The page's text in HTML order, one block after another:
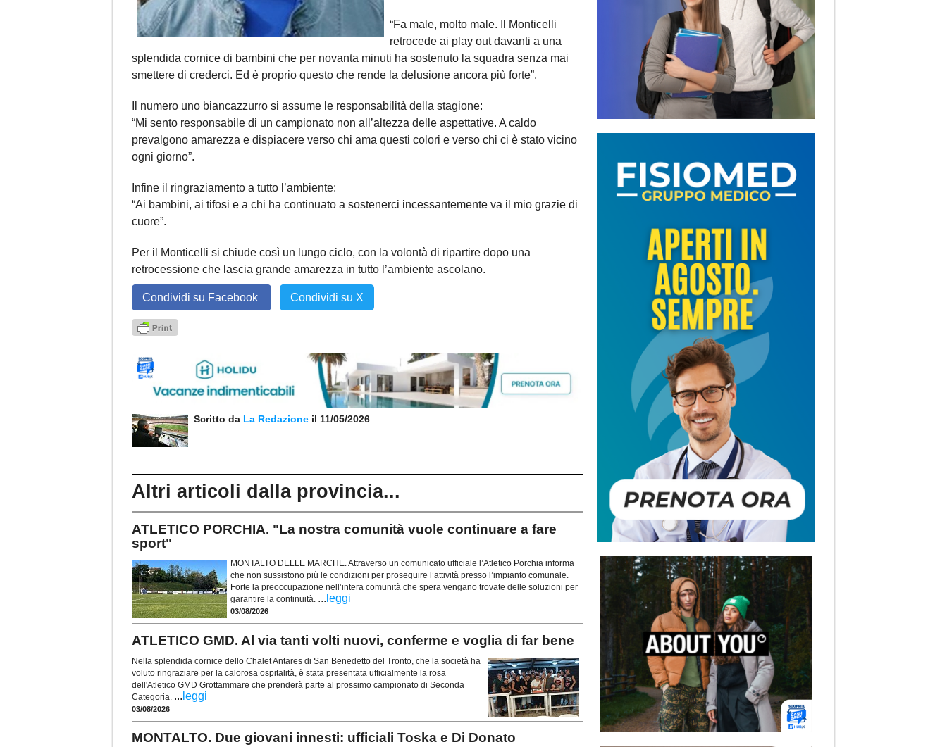
“Fa male, molto male. Il Monticelli
retrocede ai play out davanti a una
splendida cornice di bambini che per novanta minuti ha sostenuto la squadra senza mai
smettere di crederci. Ed è proprio questo che rende la delusione ancora più forte”.
Il numero uno biancazzurro si assume le responsabilità della stagione:
“Mi sento responsabile di un campionato non all’altezza delle aspettative. A caldo
prevalgono amarezza e dispiacere verso chi ama questi colori e verso chi ci è stato vicino
ogni giorno”.
Infine il ringraziamento a tutto l’ambiente:
“Ai bambini, ai tifosi e a chi ha continuato a sostenerci incessantemente va il mio grazie di
cuore”.
Per il Monticelli si chiude così un lungo ciclo, con la volontà di ripartire dopo una
retrocessione che lascia grande amarezza in tutto l’ambiente ascolano.
Condividi su Facebook Condividi su X
Scritto da La Redazione il 11/05/2026
Altri articoli dalla provincia...
ATLETICO PORCHIA. "La nostra comunità vuole continuare a fare
sport"
MONTALTO DELLE MARCHE. Attraverso un comunicato ufficiale l’Atletico Porchia informa
che non sussistono più le condizioni per proseguire l’attività presso l’impianto comunale.
Forte la preoccupazione nell’intera comunità che spera vengano trovate delle soluzioni per
garantire la continuità. ... leggi
03/08/2026
ATLETICO GMD. Al via tanti volti nuovi, conferme e voglia di far bene
Nella splendida cornice dello Chalet Antares di San Benedetto del Tronto, che la società ha
voluto ringraziare per la calorosa ospitalità, è stata presentata ufficialmente la rosa
dell'Atletico GMD Grottammare che prenderà parte al prossimo campionato di Seconda
Categoria. ... leggi
03/08/2026
MONTALTO. Due giovani innesti: ufficiali Toska e Di Donato